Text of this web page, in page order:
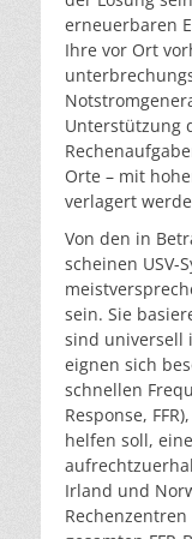
erneuerbaren
Ihre vor Ort
Unterstützung
Orte – mit
verlagert
Von den in
scheinen USV-
sein. Sie
sind universell
eignen sich
schnellen
Response,
helfen soll,
Irland und